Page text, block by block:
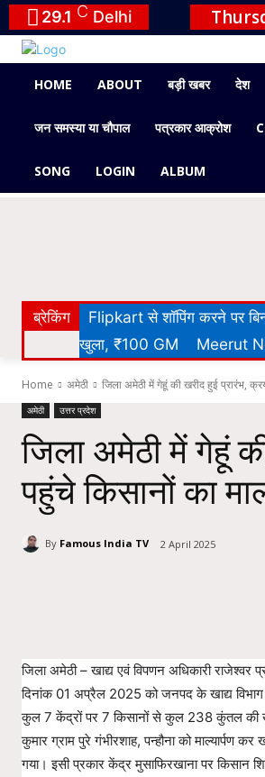
29.1 C Delhi
HOME ABOUT बड़ी खबर देश
जन समस्या या चौपाल पत्रकार आक्रोश
SONG LOGIN ALBUM
ब्रेकिंग Flipkart से शॉपिंग करने पर
खुला, ₹100 GM
Meerut
Home अमेठी जिला अमेठी में गेहूं की खरीद हुई प्रारंभ,
अमेठी उत्तर प्रदेश
जिला अमेठी में गेहूं
पहुंचे किसानों का
By Famous India TV 2 April 2025
जिला अमेठी – खाद्य एवं विपणन अधिकारी
दिनांक 01 अप्रैल 2025 को जनपद के खाद्य विभाग
कुल 7 केंद्रों पर 7 किसानों से कुल 238 कुंतल की
कुमार ग्राम पुरे गंभीरशाह, पन्हौना को माल्यार्पण
गया। इसी प्रकार केंद्र मुसाफिरखाना पर किसान